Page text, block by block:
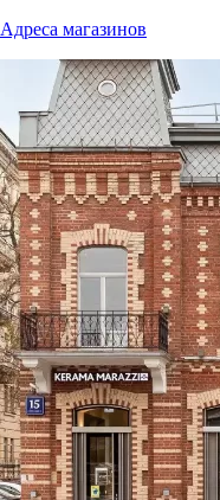
Адреса магазинов